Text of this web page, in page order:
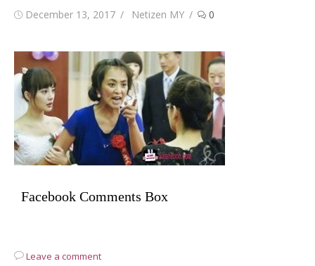
Posted
December 13, 2017 Author
Netizen MY 0
Facebook Comments Box
Leave a comment